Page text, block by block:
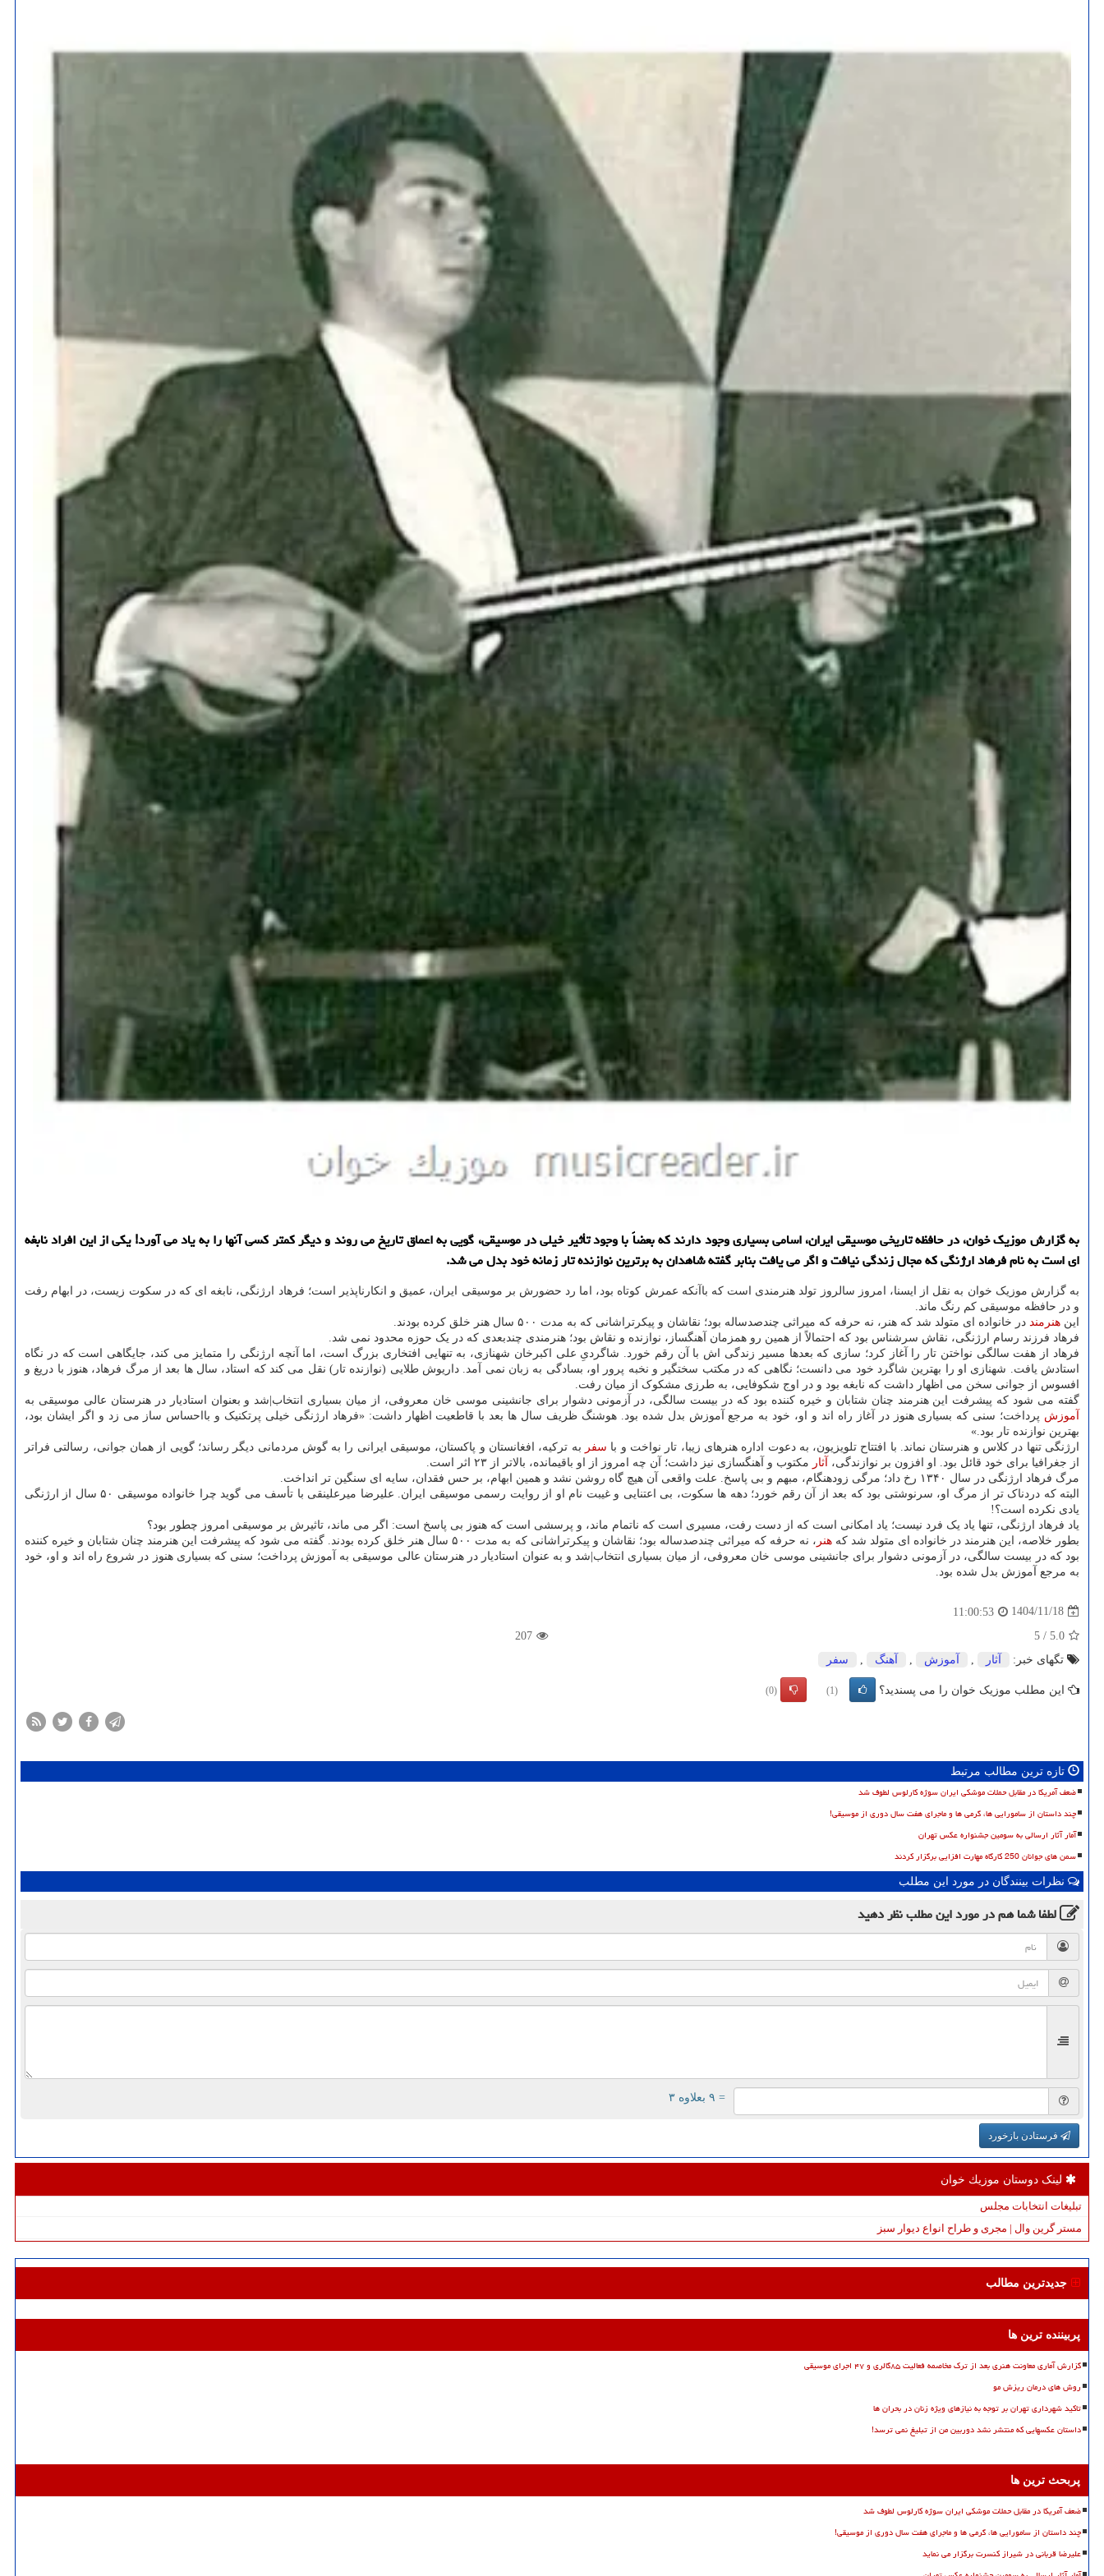
به گزارش موزیک خوان، در حافظه تاریخی موسیقی ایران، اسامی بسیاری وجود دارند که بعضاً با وجود تأثیر خیلی در موسیقی، گویی به اعماق تاریخ می روند و دیگر کمتر کسی آنها را به یاد می آورد! یکی از این افراد نابغه
ای است به نام فرهاد ارژنگی که مجال زندگی نیافت و اگر می یافت بنابر گفته شاهدان به برترین نوازنده تار زمانه خود بدل می شد.
به گزارش موزیک خوان به نقل از ایسنا، امروز سالروز تولد هنرمندی است که باآنکه عمرش کوتاه بود، اما رد حضورش بر موسیقی ایران، عمیق و انکارناپذیر است؛ فرهاد ارژنگی، نابغه ای که در سکوت زیست، در ابهام رفت
و در حافظه موسیقی کم رنگ ماند.
این هنرمند در خانواده ای متولد شد که هنر، نه حرفه که میراثی چندصدساله بود؛ نقاشان و پیکرتراشانی که به مدت ۵۰۰ سال هنر خلق کرده بودند.
فرهاد فرزند رسام ارژنگی، نقاش سرشناس بود که احتمالاً از همین رو همزمان آهنگساز، نوازنده و نقاش بود؛ هنرمندی چندبعدی که در یک حوزه محدود نمی شد.
فرهاد از هفت سالگی نواختن تار را آغاز کرد؛ سازی که بعدها مسیر زندگی اش با آن رقم خورد. شاگردیِ علی اکبرخان شهنازی، به تنهایی افتخاری بزرگ است، اما آنچه ارژنگی را متمایز می کند، جایگاهی است که در نگاه
استادش یافت. شهنازی او را بهترین شاگرد خود می دانست؛ نگاهی که در مکتب سختگیر و نخبه پرور او، بسادگی به زبان نمی آمد. داریوش طلایی (نوازنده تار) نقل می کند که استاد، سال ها بعد از مرگ فرهاد، هنوز با دریغ و
افسوس از جوانی سخن می اظهار داشت که نابغه بود و در اوج شکوفایی، به طرزی مشکوک از میان رفت.
گفته می شود که پیشرفت این هنرمند چنان شتابان و خیره کننده بود که در بیست سالگی، در آزمونی دشوار برای جانشینی موسی خان معروفی، از میان بسیاری انتخاب|شد و بعنوان استادیار در هنرستان عالی موسیقی به
آموزش پرداخت؛ سنی که بسیاری هنوز در آغاز راه اند و او، خود به مرجع آموزش بدل شده بود. هوشنگ ظریف سال ها بعد با قاطعیت اظهار داشت: «فرهاد ارژنگی خیلی پرتکنیک و بااحساس ساز می زد و اگر ایشان بود،
بهترین نوازنده تار بود.»
ارژنگی تنها در کلاس و هنرستان نماند. با افتتاح تلویزیون، به دعوت اداره هنرهای زیبا، تار نواخت و با سفر به ترکیه، افغانستان و پاکستان، موسیقی ایرانی را به گوش مردمانی دیگر رساند؛ گویی از همان جوانی، رسالتی فراتر
از جغرافیا برای خود قائل بود. او افزون بر نوازندگی، آثار مکتوب و آهنگسازی نیز داشت؛ آن چه امروز از او باقیمانده، بالاتر از ۲۳ اثر است.
مرگ فرهاد ارژنگی در سال ۱۳۴۰ رخ داد؛ مرگی زودهنگام، مبهم و بی پاسخ. علت واقعی آن هیچ گاه روشن نشد و همین ابهام، بر حس فقدان، سایه ای سنگین تر انداخت.
البته که دردناک تر از مرگ او، سرنوشتی بود که بعد از آن رقم خورد؛ دهه ها سکوت، بی اعتنایی و غیبت نام او از روایت رسمی موسیقی ایران. علیرضا میرعلینقی با تأسف می گوید چرا خانواده موسیقی ۵۰ سال از ارژنگی
یادی نکرده است؟!
یاد فرهاد ارژنگی، تنها یاد یک فرد نیست؛ یاد امکانی است که از دست رفت، مسیری است که ناتمام ماند، و پرسشی است که هنوز بی پاسخ است: اگر می ماند، تاثیرش بر موسیقی امروز چطور بود؟
بطور خلاصه، این هنرمند در خانواده ای متولد شد کههنر
، نه حرفه که میراثی چندصدساله بود؛ نقاشان و پیکرتراشانی که به مدت ۵۰۰ سال هنر خلق کرده بودند. گفته می شود که پیشرفت این هنرمند چنان شتابان و خیره کننده
بود که در بیست سالگی، در آزمونی دشوار برای جانشینی موسی خان معروفی، از میان بسیاری انتخاب|شد و به عنوان استادیار در هنرستان عالی موسیقی به آموزش پرداخت؛ سنی که بسیاری هنوز در شروع راه اند و او، خود
به مرجع آموزش بدل شده بود.
1404/11/18
11:00:53
5.0
/
5
207
تگهای خبر:
آثار , آموزش , آهنگ , سفر
این مطلب موزیک خوان را می پسندید؟ (1)
(0)
تازه ترین مطالب مرتبط
ضعف آمریکا در مقابل حملات موشکی ایران سوژه کارلوس لطوف شد
چند داستان از سامورایی ها، گرمی ها و ماجرای هفت سال دوری از موسیقی!
آمار آثار ارسالی به سومین جشنواره عکس تهران
سمن های جوانان 250 کارگاه مهارت افزایی برگزار کردند
نظرات بینندگان در مورد این مطلب
لطفا شما همدر مورد این مطلبنظر دهید
= ۹ بعلاوه ۳
فرستادن بازخورد
لینک دوستان موزیك خوان
تبلیغات انتخابات مجلس
مستر گرین وال | مجری و طراح انواع دیوار سبز
جدیدترین مطالب
پربیننده ترین ها
گزارش آماری معاونت هنری بعد از ترک مخاصمه فعالیت ۸۵گالری و ۴۷ اجرای موسیقی
روش های درمان ریزش مو
تاکید شهرداری تهران بر توجه به نیازهای ویژه زنان در بحران ها
داستان عکسهایی که منتشر نشد دوربین من از تبلیغ نمی ترسد!
پربحث ترین ها
ضعف آمریکا در مقابل حملات موشکی ایران سوژه کارلوس لطوف شد
چند داستان از سامورایی ها، گرمی ها و ماجرای هفت سال دوری از موسیقی!
علیرضا قربانی در شیراز کنسرت برگزار می نماید